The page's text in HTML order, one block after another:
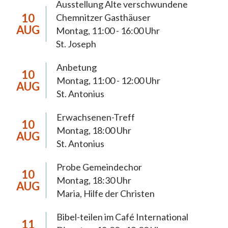
Die Pastoralen Schwerpunktsetzungen
dienen der 2018 neugegründeten Pfarrei Hl.
Mutter Teresa Chemnitz zur Orientierung
anstehende pastorale, wirtschaftliche und
organisatorische Weichenstellungen werden
eine weiterreichende Tragweite haben und
müssen sich daraus begründen lassen. Die
anstehenden Prozesse möchten wir, die
Christinnen und Christen der Pfarrei
Chemnitz, im Licht des Evangeliums und im
Vertrauen auf die Möglichkeiten Gottes
gestalten. Dabei achten wir auf die Stimme
Regungen und Gedanken unserer Mitchristen
10
AUG
Ausstellung Alte verschwundene
Chemnitzer Gasthäuser
Montag, 11:00 - 16:00 Uhr
St. Joseph
10
AUG
Anbetung
Montag, 11:00 - 12:00 Uhr
St. Antonius
10
AUG
Erwachsenen-Treff
Montag, 18:00 Uhr
St. Antonius
10
AUG
Probe Gemeindechor
Montag, 18:30 Uhr
Maria, Hilfe der Christen
11
Bibel-teilen im Café International